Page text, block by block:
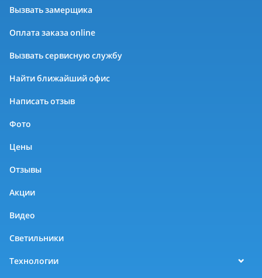
Вызвать замерщика
Оплата заказа online
Вызвать сервисную службу
Найти ближайший офис
Написать отзыв
Фото
Цены
Отзывы
Акции
Видео
Светильники
Технологии